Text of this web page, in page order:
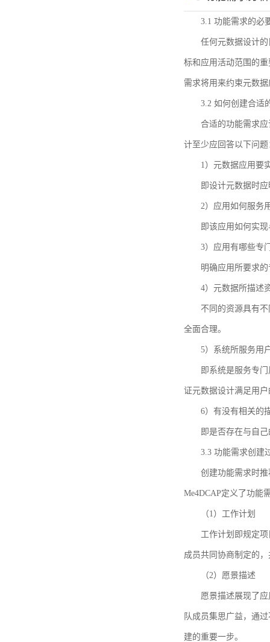
3.1 功能需求的必
任何元数据设计
标和应用活动范围的
需求将用来约束元数
3.2 如何创建合适
合适的功能需求
计至少应回答以下问题
1）元数据应用要
即设计元数据时
2）应用如何服务
即该应用如何实
3）应用有哪些专
明确应用所要求
4）元数据所描述
不同的资源具有
全面合理。
5）系统所服务用
即系统是服务专
证元数据设计满足用
6）有没有相关的
即是否存在与自
3.3 功能需求创建
创建功能需求时推
Me4DCAP定义了功能
（1）工作计划
工作计划即规定
成员共同协商制定的
（2）愿景描述
愿景描述展现了
队成员集思广益，通
建的重要一步。